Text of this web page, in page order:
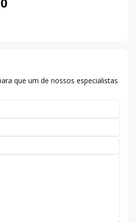
que um de nossos especialistas